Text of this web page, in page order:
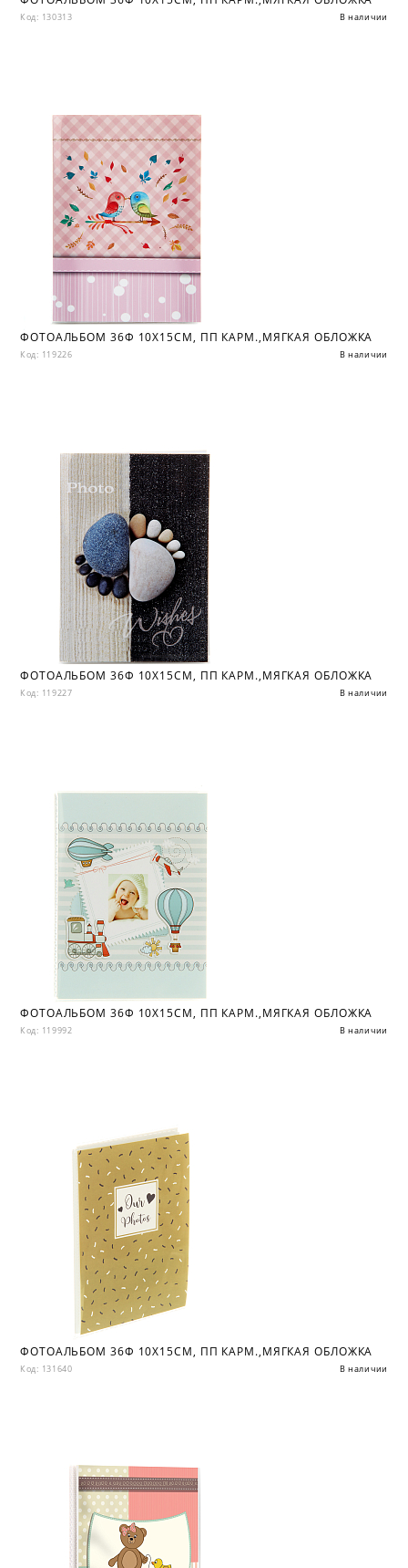
Код: 130313 В наличии
ФОТОАЛЬБОМ 36Ф 10X15СМ, ПП КАРМ.,МЯГКАЯ ОБЛОЖКА
Код: 119226 В наличии
ФОТОАЛЬБОМ 36Ф 10X15СМ, ПП КАРМ.,МЯГКАЯ ОБЛОЖКА
Код: 119227 В наличии
ФОТОАЛЬБОМ 36Ф 10X15СМ, ПП КАРМ.,МЯГКАЯ ОБЛОЖКА
Код: 119992 В наличии
ФОТОАЛЬБОМ 36Ф 10X15СМ, ПП КАРМ.,МЯГКАЯ ОБЛОЖКА
Код: 131640 В наличии